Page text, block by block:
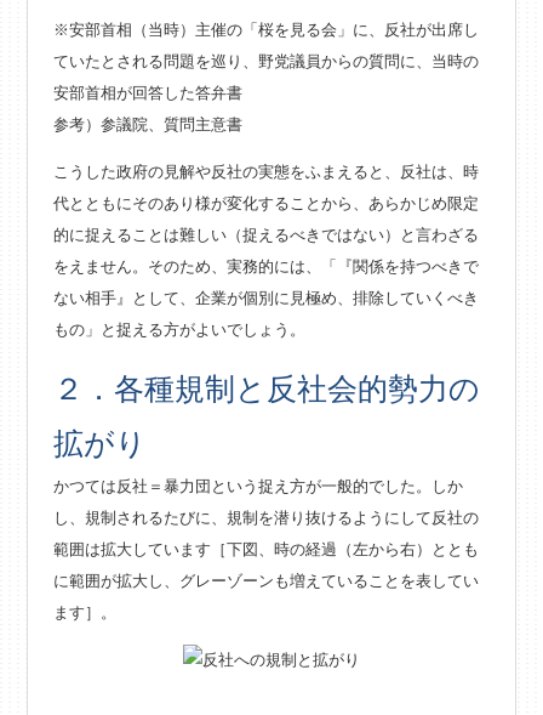
※安部首相（当時）主催の「桜を見る会」に、反社が出席し
ていたとされる問題を巡り、野党議員からの質問に、当時の
安部首相が回答した答弁書
参考） 参議院、質問主意書
こうした政府の見解や反社の実態をふまえると、反社は、時
代とともにそのあり様が変化することから、あらかじめ限定
的に捉えることは難しい（捉えるべきではない）と言わざる
をえません。そのため、実務的には、「『関係を持つべきで
ない相手』として、企業が個別に見極め、排除していくべき
もの」と捉える方がよいでしょう。
２．各種規制と反社会的勢力の
拡がり
かつては反社＝暴力団という捉え方が一般的でした。しか
し、規制されるたびに、規制を潜り抜けるようにして反社の
範囲は拡大しています［下図、時の経過（左から右）ととも
に範囲が拡大し、グレーゾーンも増えていることを表してい
ます］。